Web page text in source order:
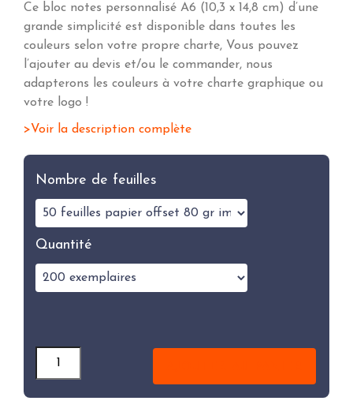
Ce bloc notes personnalisé A6 (10,3 x 14,8 cm) d’une
grande simplicité est disponible dans toutes les
couleurs selon votre propre charte, Vous pouvez
l’ajouter au devis et/ou le commander, nous
adapterons les couleurs à votre charte graphique ou
votre logo !
Voir la description complète
Nombre de feuilles
Quantité
Quantité